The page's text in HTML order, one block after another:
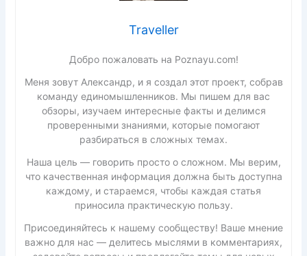
Traveller
Добро пожаловать на Poznayu.com!
Меня зовут Александр, и я создал этот проект, собрав
команду единомышленников. Мы пишем для вас
обзоры, изучаем интересные факты и делимся
проверенными знаниями, которые помогают
разбираться в сложных темах.
Наша цель — говорить просто о сложном. Мы верим,
что качественная информация должна быть доступна
каждому, и стараемся, чтобы каждая статья
приносила практическую пользу.
Присоединяйтесь к нашему сообществу! Ваше мнение
важно для нас — делитесь мыслями в комментариях,